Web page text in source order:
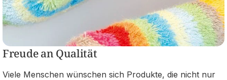
Freude an Qualität
Viele Menschen wünschen sich Produkte, die nicht nur